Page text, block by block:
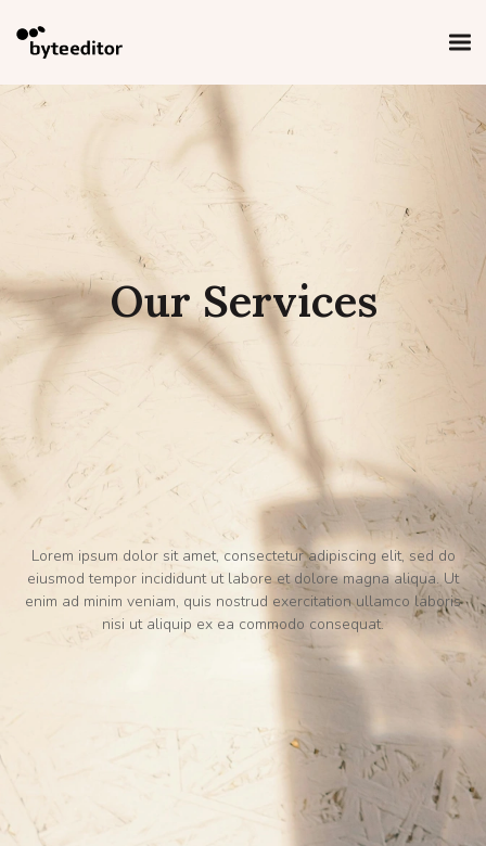
Our Services
Lorem ipsum dolor sit amet, consectetur adipiscing elit, sed do
eiusmod tempor incididunt ut labore et dolore magna aliqua. Ut
enim ad minim veniam, quis nostrud exercitation ullamco laboris
nisi ut aliquip ex ea commodo consequat.